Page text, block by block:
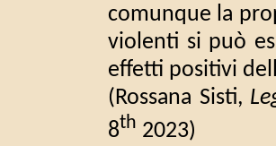
comunque la
violenti si può
effetti positivi
(Rossana Sisti,
8th 2023)